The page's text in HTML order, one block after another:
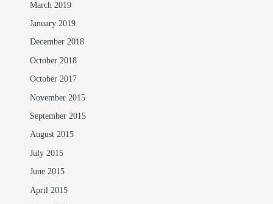
March 2019
January 2019
December 2018
October 2018
October 2017
November 2015
September 2015
August 2015
July 2015
June 2015
April 2015